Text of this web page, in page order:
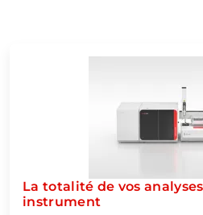
La totalité de vos
instrument